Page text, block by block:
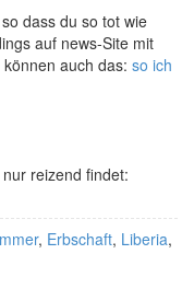
dass du so tot wie
auf news-Site mit
auch das: so ich
reizend findet:
, Erbschaft, Liberia,